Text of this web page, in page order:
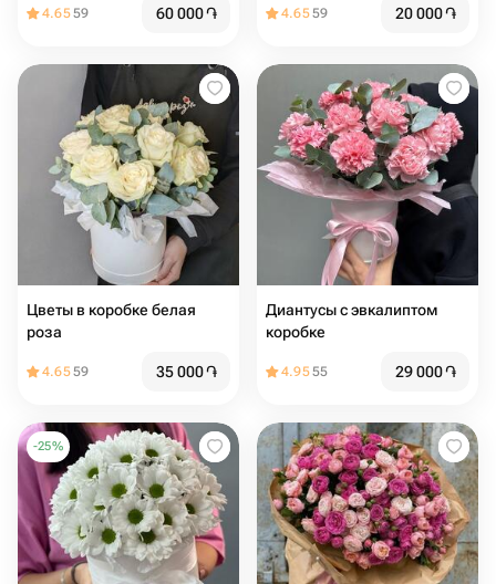
4.6559 60 000֏ 4.6559 20 000֏
Цветы в коробке белая
роза
4.6559 35 000֏
Диантусы с эвкалиптом
коробке
4.9555 29 000֏
-25%